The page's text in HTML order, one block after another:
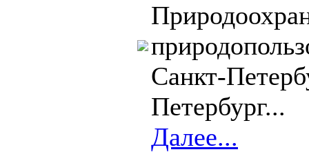
Санкт-
Петербург...
Далее...